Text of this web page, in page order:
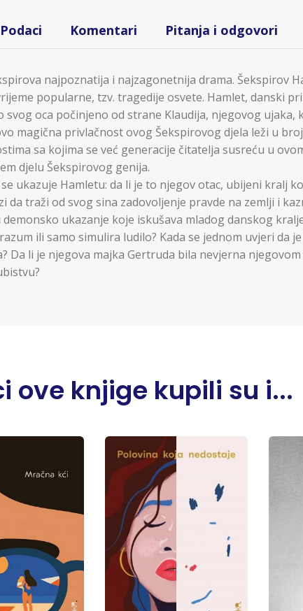
Podaci Komentari Pitanja i odgovori
najpoznatija i najzagonetnija drama. Šekspirov
popularne, tzv. tragedije osvete. Hamlet, danski
svog oca počinjeno od strane Klaudija, njegovog ujaka,
magična privlačnost ovog Šekspirovog djela leži u
sa kojima se već generacije čitatelja susreću u
djelu Šekspirovog genija.
ukazuje Hamletu: da li je to njegov otac, ubijeni kralj
da traži od svog sina zadovoljenje pravde na zemlji i
ukazanje koje iskušava mladog danskog
ili samo simulira ludilo? Kada se jednom uvjeri da
Da li je njegova majka Gertruda bila nevjerna
ove knjige kupili su i...